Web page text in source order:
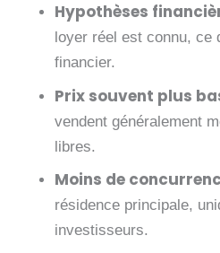
Hypothèses
loyer réel est connu, ce
financier.
Prix souvent plus
vendent généralement
libres.
Moins de
résidence principale,
investisseurs.